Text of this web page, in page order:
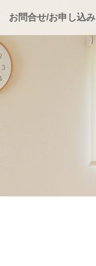
お問合せ/お申し込み